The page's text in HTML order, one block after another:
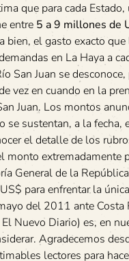
que para cada Estado,
entre 5 a 9 millones de
bien, el gasto exacto
en La Haya a
San Juan se
vez en cuando en la
Juan. Los montos
se sustentan, a la fecha,
el detalle de los
monto extremadamente
General de la
para enfrentar la
del 2011 ante Costa
Nuevo Diario) es, en
Agradecemos
lectores para